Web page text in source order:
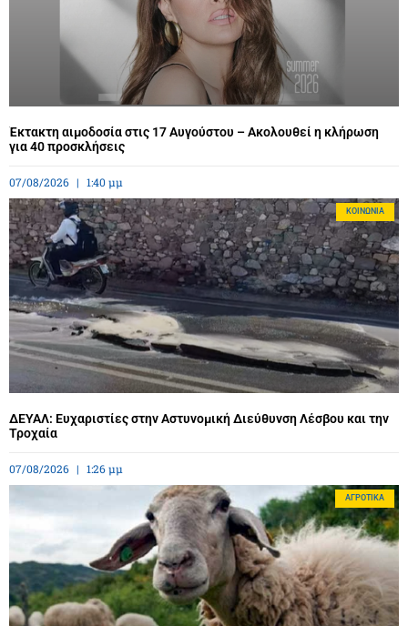
Έκτακτη αιμοδοσία στις 17 Αυγούστου – Ακολουθεί η κλήρωση
για 40 προσκλήσεις
07/08/2026 1:40 μμ
ΚΟΙΝΩΝΊΑ
ΔΕΥΑΛ: Ευχαριστίες στην Αστυνομική Διεύθυνση Λέσβου και την
Τροχαία
07/08/2026 1:26 μμ
ΑΓΡΟΤΙΚΆ